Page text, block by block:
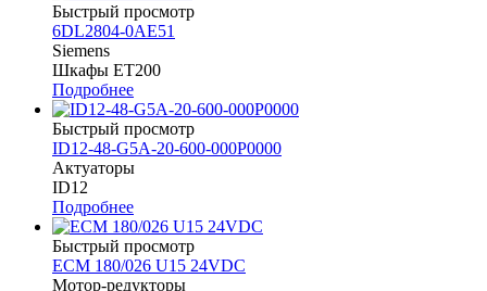
Быстрый просмотр
6DL2804-0AE51
Siemens
Шкафы ET200
Подробнее
Быстрый просмотр
ID12-48-G5A-20-600-000P0000
Актуаторы
ID12
Подробнее
Быстрый просмотр
ECM 180/026 U15 24VDC
Мотор-редукторы